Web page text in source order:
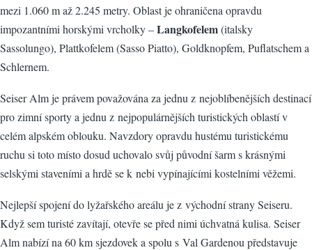
mezi 1.060 m až 2.245 metry. Oblast je ohraničena opravdu
impozantními horskými vrcholky –Langkofelem(italsky
Sassolungo), Plattkofelem (Sasso Piatto), Goldknopfem, Puflatschem a
Schlernem.
Seiser Alm je právem považována za jednu z nejoblíbenějších destinací
pro zimní sporty a jednu z nejpopulárnějších turistických oblastí v
celém alpském oblouku. Navzdory opravdu hustému turistickému
ruchu si toto místo dosud uchovalo svůj původní šarm s krásnými
selskými staveními a hrdě se k nebi vypínajícími kostelními věžemi.
Nejlepší spojení do lyžařského areálu je z východní strany Seiseru.
Když sem turisté zavítají, otevře se před nimi úchvatná kulisa. Seiser
Alm nabízí na 60 km sjezdovek a spolu s Val Gardenou představuje